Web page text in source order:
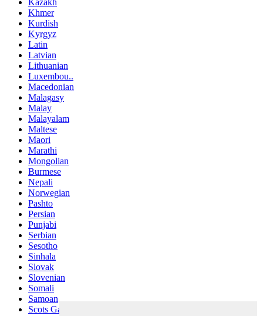
Khmer
Kurdish
Kyrgyz
Latin
Latvian
Lithuanian
Luxembou..
Macedonian
Malagasy
Malay
Malayalam
Maltese
Maori
Marathi
Mongolian
Burmese
Nepali
Norwegian
Pashto
Persian
Punjabi
Serbian
Sesotho
Sinhala
Slovak
Slovenian
Somali
Samoan
Scots Gaelic